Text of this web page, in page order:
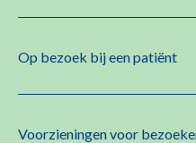
Op bezoek bij een patiënt
Voorzieningen voor